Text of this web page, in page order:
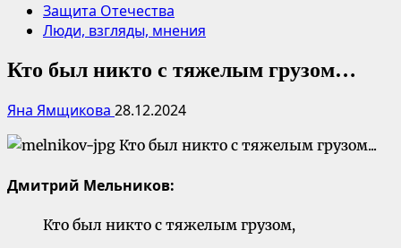
Защита Отечества
Люди, взгляды, мнения
Кто был никто с тяжелым грузом…
Яна Ямщикова 28.12.2024
Дмитрий Мельников:
Кто был никто с тяжелым грузом,